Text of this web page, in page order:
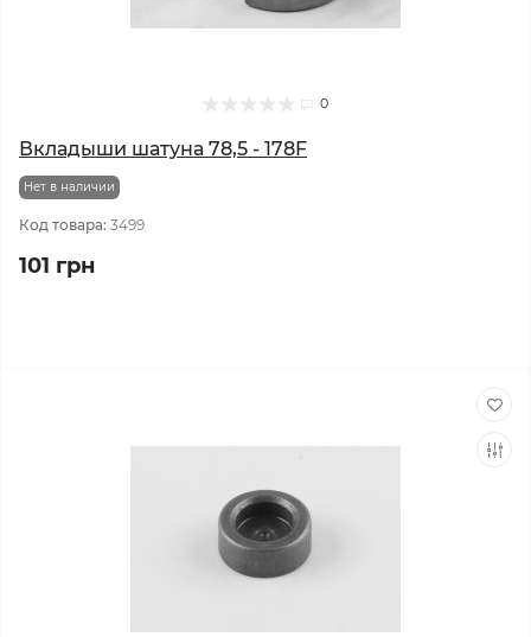
0
Вкладыши шатуна 78,5 - 178F
Нет в наличии
Код товара: 3499
101 грн